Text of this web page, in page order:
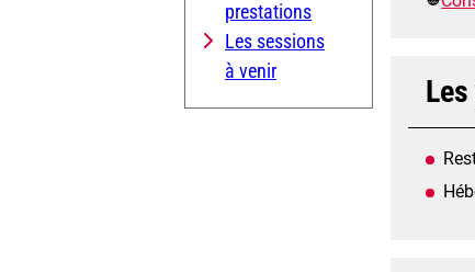
prestations
Les sessions
à venir